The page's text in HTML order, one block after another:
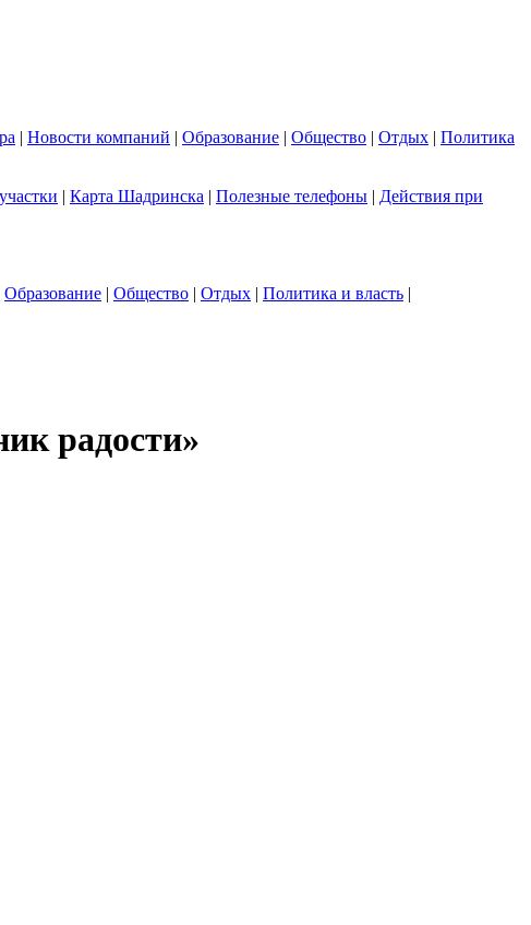
| Новости компаний | Образование | Общество | Отдых | Политика
| Карта Шадринска | Полезные телефоны | Действия при
Образование | Общество | Отдых | Политика и власть |
радости»